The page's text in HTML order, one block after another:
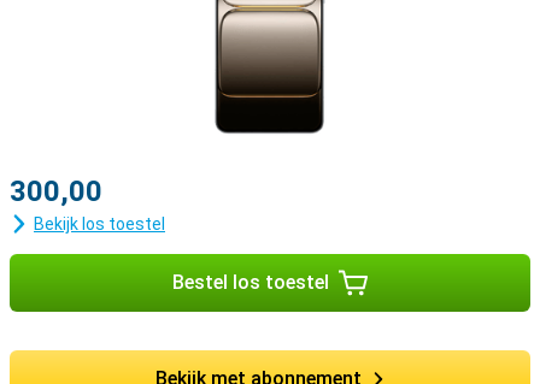
300,00
Bekijk los toestel
Bestel los toestel
Bekijk met abonnement